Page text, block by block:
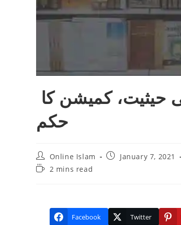
حکم
Post
author:
Online Islam
PostJanuary 7, 2021
Reading2 mins read
Facebook Twitter